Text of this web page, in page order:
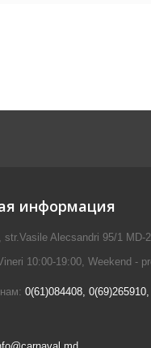
информация
str.Vasile Alecsandri 95/1 MD-
10:00-19:00, Weekend -
0(61)084408,